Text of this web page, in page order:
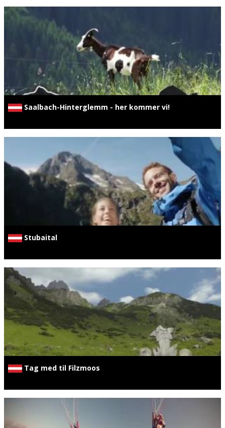
Saalbach-Hinterglemm - her kommer vi!
Stubaital
Tag med til Filzmoos